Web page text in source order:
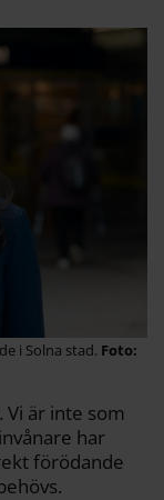
i Solna stad.
är inte som
har
förödande